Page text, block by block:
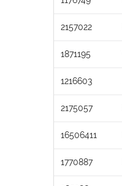
2157022
1871195
1216603
2175057
16506411
1770887